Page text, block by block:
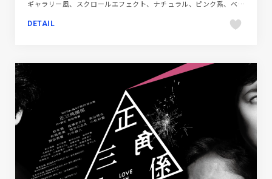
ギャラリー風、スクロールエフェクト、ナチュラル、ピンク系、ベージュ・ゴールド系、医療・ヘルスケア、施設・店舗サイト
DETAIL